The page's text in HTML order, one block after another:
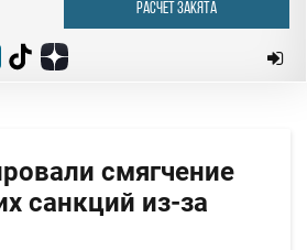
РАСЧЁТ ЗАКЯТА
смягчение
санкций из-за